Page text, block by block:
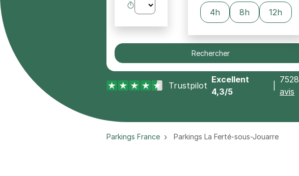
4h 8h 12h
Rechercher
Trustpilot
Excellent
4,3/5
7528
avis
Parkings France Parkings La Ferté-sous-Jouarre